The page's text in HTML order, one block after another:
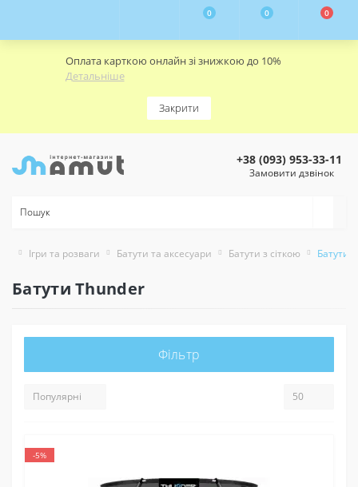
Оплата карткою онлайн зі знижкою до 10%
Детальніше
Закрити
0 0 0
+38 (093) 953-33-11
Замовити дзвінок
Ігри та розваги Батути та аксесуари Батути з сіткою Батути
Батути Thunder
Фільтр
-5%